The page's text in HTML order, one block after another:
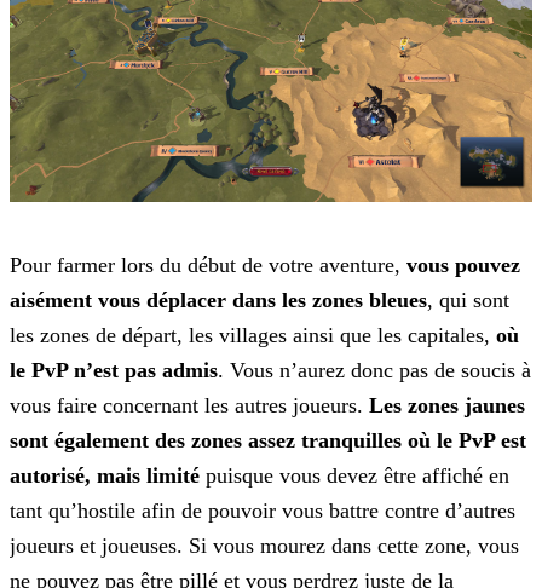
Pour farmer lors du début de votre aventure, vous pouvez
aisément vous déplacer dans les zones bleues, qui sont
les zones de départ, les villages ainsi que les capitales, où
le PvP n’est pas admis. Vous n’aurez donc pas de soucis à
vous faire concernant les autres joueurs. Les zones jaunes
sont également des zones assez tranquilles où le PvPest
autorisé, mais limité puisque vous devez être affiché en
tant qu’hostile afin de pouvoir vous battre contre d’autres
joueurs et joueuses. Si vous mourez dans cette zone, vous
ne pouvez pas être pillé et vous perdrez juste de la